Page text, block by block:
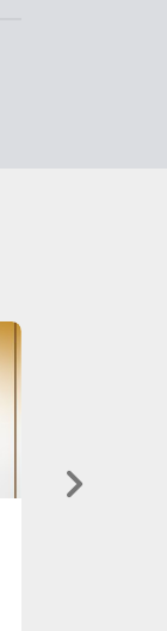
keyboard_arrow_right